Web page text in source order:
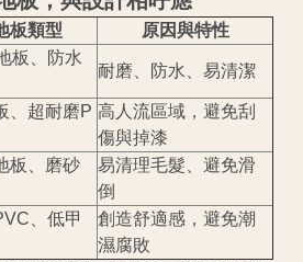
板類型 原因與特性
板、防水
耐磨、防水、易清潔
、超耐磨P 高人流區域，避免刮
傷與掉漆
板、磨砂
易清理毛髮、避免滑
倒
、低甲
創造舒適感，避免潮
濕腐敗